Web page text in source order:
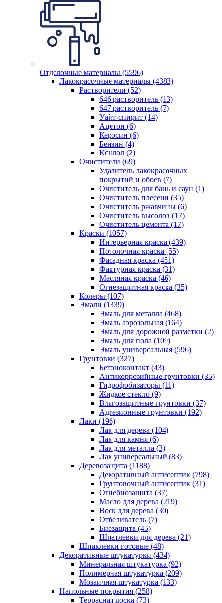
Отделочные материалы (5596)
Лакокрасочные материалы (4383)
Растворители (52)
646 растворитель (13)
647 растворитель (7)
Уайт-спирит (14)
Ацетон (6)
Керосин (6)
Бензин (4)
Ксилол (2)
Очистители (69)
Удалитель лакокрасочных
покрытий и обоев (7)
Очиститель для бань и саун (1)
Очиститель плесени (35)
Очиститель ржавчины (6)
Очиститель высолов (17)
Очиститель цемента (17)
Краски (1057)
Интерьерная краска (439)
Потолочная краска (55)
Фасадная краска (451)
Фактурная краска (31)
Масляная краска (46)
Огнезащитная краска (35)
Колеры (107)
Эмали (1339)
Эмаль для металла (468)
Эмаль аэрозольная (164)
Эмаль для дорожной разметки (2)
Эмаль для пола (109)
Эмаль универсальная (596)
Грунтовки (327)
Бетоноконтакт (43)
Антикоррозийные грунтовки (35)
Гидрофобизаторы (11)
Жидкое стекло (9)
Влагозащитные грунтовки (37)
Адгезионные грунтовки (192)
Лаки (196)
Лак для дерева (104)
Лак для камня (6)
Лак для металла (3)
Лак универсальный (83)
Деревозащита (1188)
Декоративный антисептик (798)
Грунтовочный антисептик (31)
Огнебиозащита (37)
Масло для дерева (219)
Воск для дерева (30)
Отбеливатель (7)
Биозащита (45)
Шпатлевки для дерева (21)
Шпаклевки готовые (48)
Декоративные штукатурки (434)
Минеральная штукатурка (92)
Полимерная штукатурка (209)
Мозаичная штукатурка (133)
Напольные покрытия (258)
Террасная доска (73)